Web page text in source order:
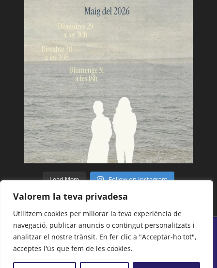
Valorem la teva privadesa
Utilitzem cookies per millorar la teva experiència de
navegació, publicar anuncis o contingut personalitzats i
analitzar el nostre trànsit. En fer clic a "Acceptar-ho tot",
acceptes l'ús que fem de les cookies.
Load More Follow on Instagram
© Tots els drets reservats 2018 - 2026 | Centre
Moral i Cultural del Poblenou -Avís legal
de Privacitat-Cookies